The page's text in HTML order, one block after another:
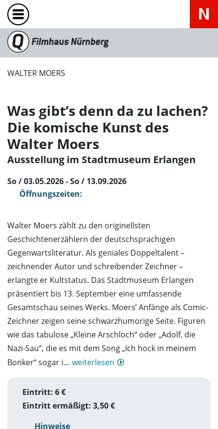
WALTER MOERS
Was gibt’s denn da zu lachen?
Die komische Kunst des
Walter Moers
Ausstellung im Stadtmuseum Erlangen
So / 03.05.2026 - So / 13.09.2026
Öffnungszeiten:
Walter Moers zählt zu den originellsten
Geschichtenerzählern der deutschsprachigen
Gegenwartsliteratur. Als geniales Doppeltalent –
zeichnender Autor und schreibender Zeichner –
erlangte er Kultstatus. Das Stadtmuseum Erlangen
präsentiert bis 13. September eine umfassende
Gesamtschau seines Werks. Moers’ Anfänge als Comic-
Zeichner zeigen seine schwarzhumorige Seite. Figuren
wie das tabulose „Kleine Arschloch“ oder „Adolf, die
Nazi-Sau“, die es mit dem Song „Ich hock in meinem
Bonker“ sogar i... weiterlesen
Eintritt: 6 €
Eintritt ermäßigt: 3,50 €
Hinweise